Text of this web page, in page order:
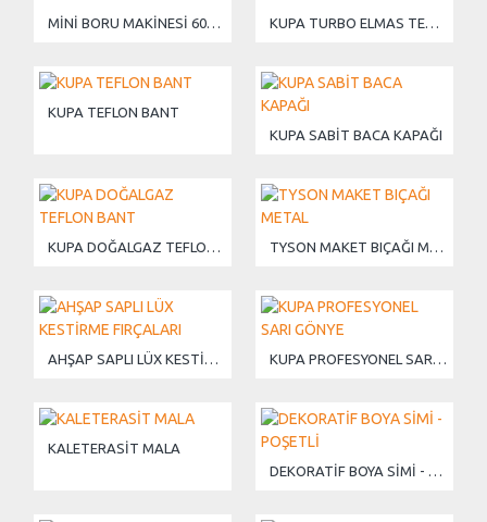
MİNİ BORU MAKİNESİ 600 W KUPA TURBO ELMAS TESTERE
KUPA TEFLON BANT
KUPA SABİT BACA KAPAĞI
KUPA DOĞALGAZ TEFLON BANT TYSON MAKET BIÇAĞI METAL
AHŞAP SAPLI LÜX KESTİRME FIRÇALARI KUPA PROFESYONEL SARI GÖNYE
KALETERASİT MALA
DEKORATİF BOYA SİMİ - POŞETLİ